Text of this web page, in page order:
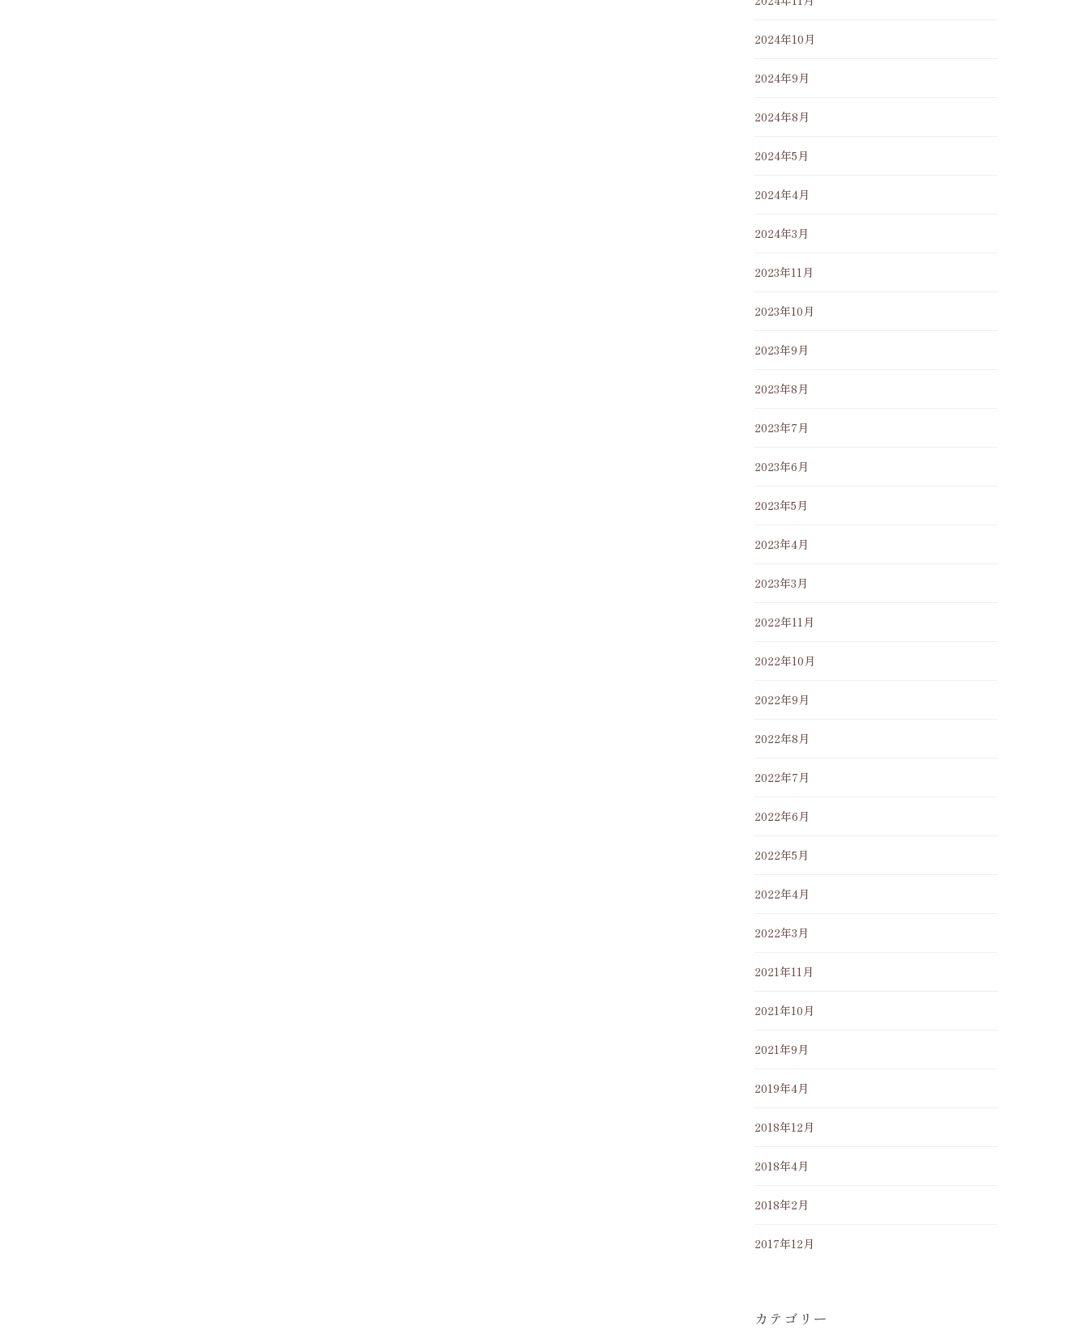
2024年10月
2024年9月
2024年8月
2024年5月
2024年4月
2024年3月
2023年11月
2023年10月
2023年9月
2023年8月
2023年7月
2023年6月
2023年5月
2023年4月
2023年3月
2022年11月
2022年10月
2022年9月
2022年8月
2022年7月
2022年6月
2022年5月
2022年4月
2022年3月
2021年11月
2021年10月
2021年9月
2019年4月
2018年12月
2018年4月
2018年2月
2017年12月
カテゴリー